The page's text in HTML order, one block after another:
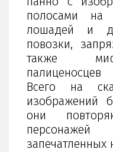
полосами на
лошадей и
повозки,
также
Всего на
изображений
они
запечатленных